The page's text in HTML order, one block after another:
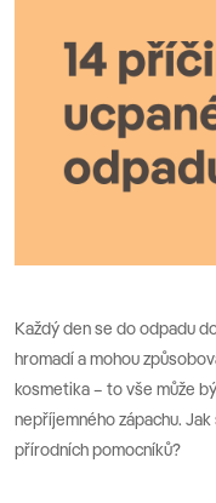
Každý den se do odpadu
hromadí a mohou
kosmetika – to vše může
nepříjemného zápachu.
přírodních pomocníků?